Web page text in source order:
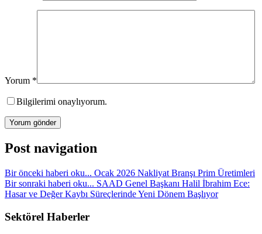
Yorum *
Bilgilerimi onaylıyorum.
Post navigation
Bir önceki haberi oku... Ocak 2026 Nakliyat Branşı Prim Üretimleri
Bir sonraki haberi oku... SAAD Genel Başkanı Halil İbrahim Ece:
Hasar ve Değer Kaybı Süreçlerinde Yeni Dönem Başlıyor
Sektörel Haberler